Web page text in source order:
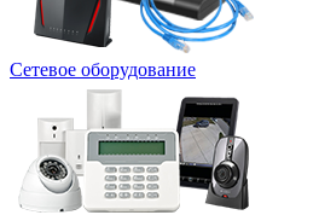
Сетевое оборудование